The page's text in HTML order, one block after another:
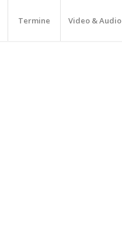
Termine Video & Audio